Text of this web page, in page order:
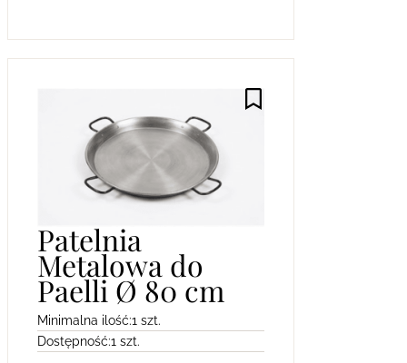
Patelnia
Metalowa do
Paelli Ø 80 cm
Minimalna ilość:1 szt.
Dostępność:1 szt.